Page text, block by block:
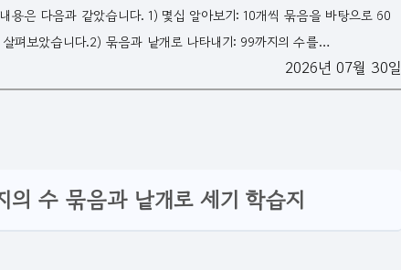
용은 다음과 같았습니다. 1) 몇십 알아보기: 10개씩 묶음을 바탕으로 60
펴보았습니다.2) 묶음과 낱개로 나타내기: 99까지의 수를…
2026년 07월 30일
수 묶음과 낱개로 세기 학습지